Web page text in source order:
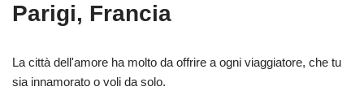
Parigi, Francia
La città dell'amore ha molto da offrire a ogni viaggiatore, che tu
sia innamorato o voli da solo.